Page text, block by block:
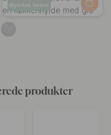
Opslag
yodas_home
produkter